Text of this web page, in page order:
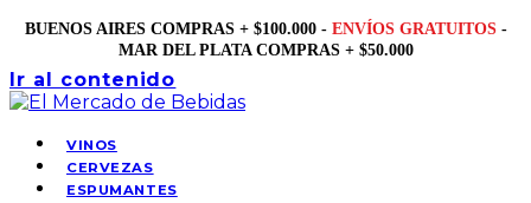
BUENOS AIRES COMPRAS + $100.000 - ENVÍOS GRATUITOS -
MAR DEL PLATA COMPRAS + $50.000
Ir al contenido
VINOS
CERVEZAS
ESPUMANTES